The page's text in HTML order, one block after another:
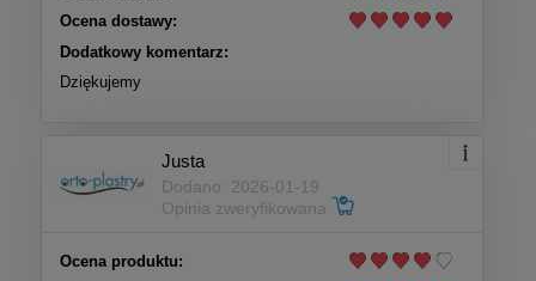
Ocena dostawy:
Dodatkowy komentarz:
Dziękujemy
Justa
Dodano: 2026-01-19
Opinia zweryfikowana
Ocena produktu: